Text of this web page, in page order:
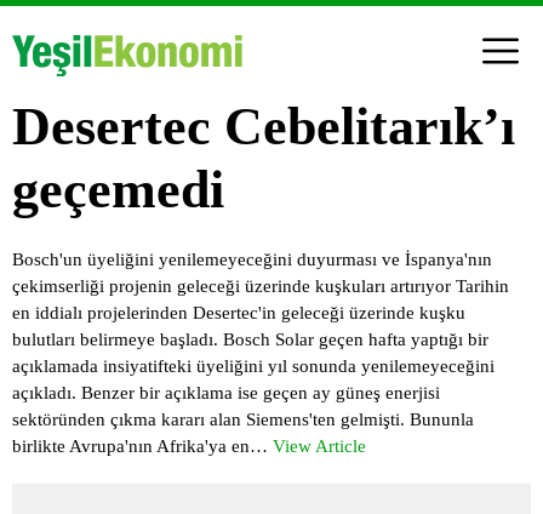
Desertec Cebelitarık’ı
geçemedi
Bosch'un üyeliğini yenilemeyeceğini duyurması ve İspanya'nın
çekimserliği projenin geleceği üzerinde kuşkuları artırıyor Tarihin
en iddialı projelerinden Desertec'in geleceği üzerinde kuşku
bulutları belirmeye başladı. Bosch Solar geçen hafta yaptığı bir
açıklamada insiyatifteki üyeliğini yıl sonunda yenilemeyeceğini
açıkladı. Benzer bir açıklama ise geçen ay güneş enerjisi
sektöründen çıkma kararı alan Siemens'ten gelmişti. Bununla
birlikte Avrupa'nın Afrika'ya en… View Article